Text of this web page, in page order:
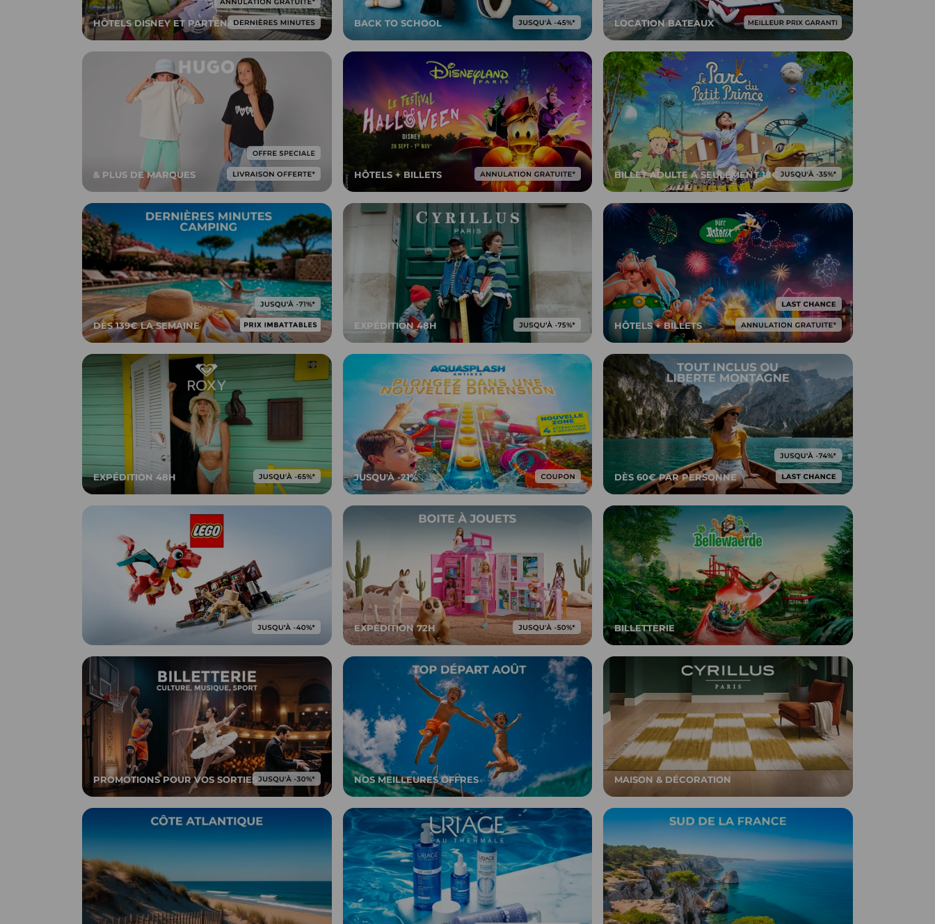
HÔTELS DISNEY ET PARTENAIRES BACK TO SCHOOL LOCATION BATEAUX
& PLUS DE MARQUES HÔTELS + BILLETS BILLET ADULTE A SEULEMENT 18€ !
DÈS 139€ LA SEMAINE EXPÉDITION 48H HÔTELS + BILLETS
EXPÉDITION 48H JUSQU'À -21% DÈS 60€ PAR PERSONNE
EXPÉDITION 72H BILLETTERIE
PROMOTIONS POUR VOS SORTIES NOS MEILLEURES OFFRES MAISON & DÉCORATION